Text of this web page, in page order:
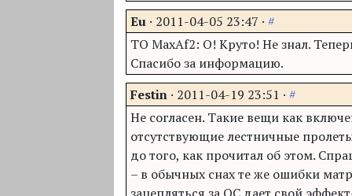
Eu · 2011-04-05 23:47 ·#
TO MaxAf2: О! Круто! Не знал.
Спасибо за информацию.
Festin · 2011-04-19 23:51 ·#
Не согласен. Такие вещи как
отсутствующие лестничные
до того, как прочитал об этом.
– в обычных снах те же ошибки